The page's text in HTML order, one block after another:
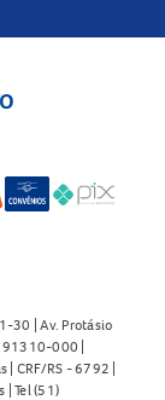
30 | Av. Protásio
91310-000 |
CRF/RS - 6792 |
Tel (51)